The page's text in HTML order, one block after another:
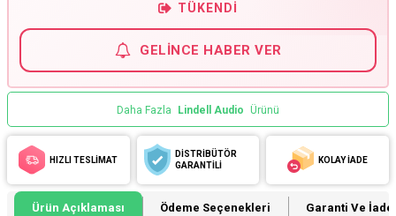
TÜKENDI
GELINCE HABER VER
Daha Fazla Lindell Audio Ürünü
HIZLI TESLİMAT
DİSTRİBÜTÖR
GARANTİLİ
KOLAY İADE
Ürün Açıklaması Ödeme Seçenekleri Garanti Ve İade